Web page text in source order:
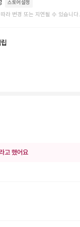
스토어설정
라 변경 또는 지연될 수 있습니다.
고 했어요